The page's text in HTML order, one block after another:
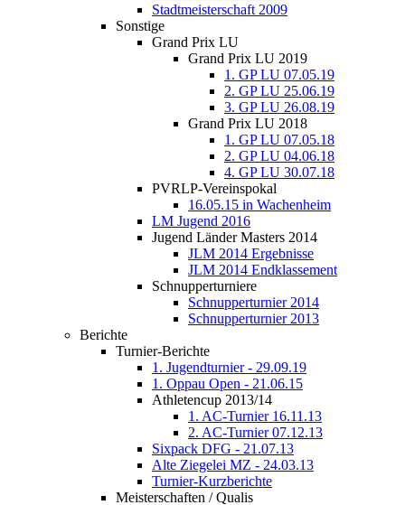
Stadtmeisterschaft 2009
Sonstige
Grand Prix LU
Grand Prix LU 2019
1. GP LU 07.05.19
2. GP LU 25.06.19
3. GP LU 26.08.19
Grand Prix LU 2018
1. GP LU 07.05.18
2. GP LU 04.06.18
4. GP LU 30.07.18
PVRLP-Vereinspokal
16.05.15 in Wachenheim
LM Jugend 2016
Jugend Länder Masters 2014
JLM 2014 Ergebnisse
JLM 2014 Endklassement
Schnupperturniere
Schnupperturnier 2014
Schnupperturnier 2013
Berichte
Turnier-Berichte
1. Jugendturnier - 29.09.19
1. Oppau Open - 21.06.15
Athletencup 2013/14
1. AC-Turnier 16.11.13
2. AC-Turnier 07.12.13
Sixpack DFG - 21.07.13
Alte Ziegelei MZ - 24.03.13
Turnier-Kurzberichte
Meisterschaften / Qualis